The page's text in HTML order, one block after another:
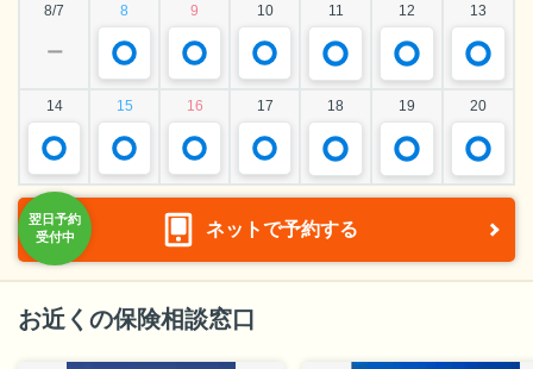
8/7
8 9 10 11 12 13
ー
14 15 16 17 18 19 20
ネットで予約する
お近くの保険相談窓口